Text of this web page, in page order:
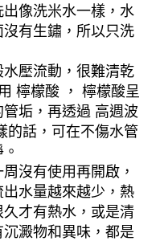
像洗米水一樣，水
有生鏽，所以只洗
壓流動，很難清乾
檸檬酸 ， 檸檬酸呈
垢，再透過 高週波
的話，可在不傷水管
沒有使用再開啟，
水量越來越少，熱
才有熱水，或是清
澱物和異味，都是